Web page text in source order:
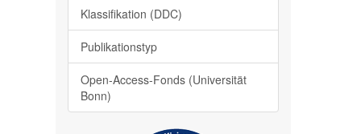
Klassifikation (DDC)
Publikationstyp
Open-Access-Fonds (Universität
Bonn)